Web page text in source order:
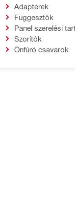
Adapterek
Függesztők
Panel szerelési
Szorítók
Önfúró csavarok